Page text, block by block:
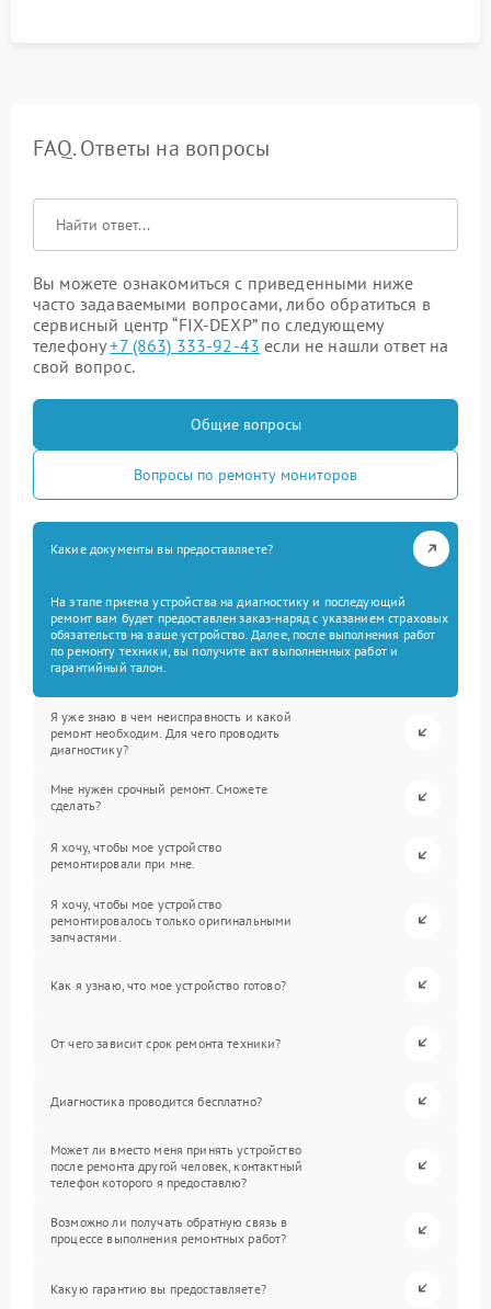
FAQ. Ответы на вопросы
Вы можете ознакомиться с приведенными ниже
часто задаваемыми вопросами, либо обратиться в
сервисный центр “FIX-DEXP” по следующему
телефону+7 (863) 333-92-43 если не нашли ответ на
свой вопрос.
Общие вопросы
Вопросы по ремонту мониторов
Какие документы вы предоставляете?
На этапе приема устройства на диагностику и последующий
ремонт вам будет предоставлен заказ-наряд с указанием страховых
обязательств на ваше устройство. Далее, после выполнения работ
по ремонту техники, вы получите акт выполненных работ и
гарантийный талон.
Я уже знаю в чем неисправность и какой
ремонт необходим. Для чего проводить
диагностику?
Мне нужен срочный ремонт. Сможете
сделать?
Я хочу, чтобы мое устройство
ремонтировали при мне.
Я хочу, чтобы мое устройство
ремонтировалось только оригинальными
запчастями.
Как я узнаю, что мое устройство готово?
От чего зависит срок ремонта техники?
Диагностика проводится бесплатно?
Может ли вместо меня принять устройство
после ремонта другой человек, контактный
телефон которого я предоставлю?
Возможно ли получать обратную связь в
процессе выполнения ремонтных работ?
Какую гарантию вы предоставляете?